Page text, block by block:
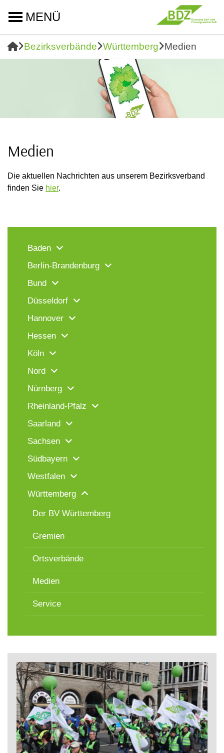
MENÜ
Bezirksverbände Württemberg Medien
Medien
Die aktuellen Nachrichten aus unserem Bezirksverband
finden Sie hier.
Baden
Berlin-Brandenburg
Bund
Düsseldorf
Hannover
Hessen
Köln
Nord
Nürnberg
Rheinland-Pfalz
Saarland
Sachsen
Südbayern
Westfalen
Württemberg
Der BV Württemberg
Gremien
Ortsverbände
Medien
Service